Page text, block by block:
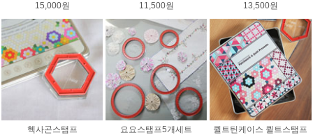
15,000원
11,500원
13,500원
헥사곤스탬프
요요스탬프5개세트
퀼트틴케이스 퀼트스탬프